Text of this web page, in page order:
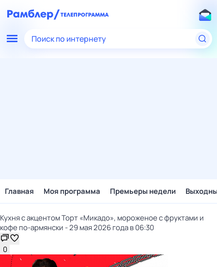
Поиск по интернету
Главная Моя программа Премьеры недели
Кухня с акцентом Торт «Микадо», мороженое с фруктами и
кофе по-армянски - 29 мая 2026 года в 06:30
0